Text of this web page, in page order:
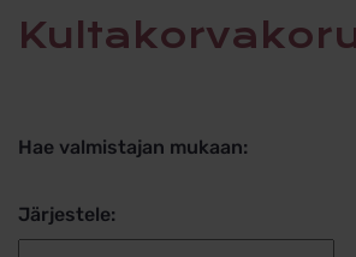
Hae valmistajan mukaan:
Järjestele: